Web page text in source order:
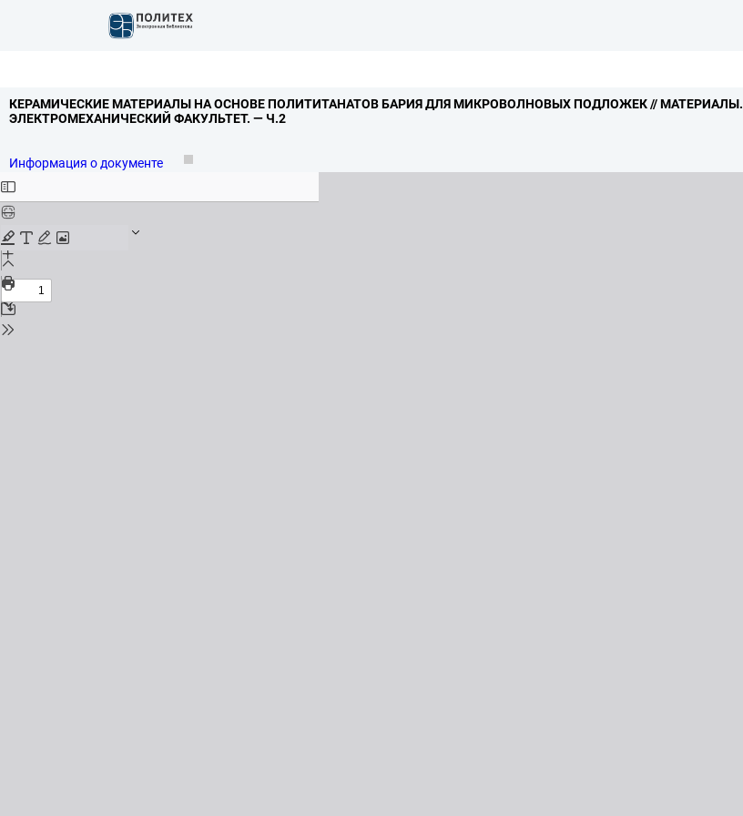
КЕРАМИЧЕСКИЕ МАТЕРИАЛЫ НА ОСНОВЕ ПОЛИТИТАНАТОВ БАРИЯ ДЛЯ МИКРОВОЛНОВЫХ ПОДЛОЖЕК // МАТЕРИАЛЫ.
ЭЛЕКТРОМЕХАНИЧЕСКИЙ ФАКУЛЬТЕТ. — Ч.2
Информация о документе